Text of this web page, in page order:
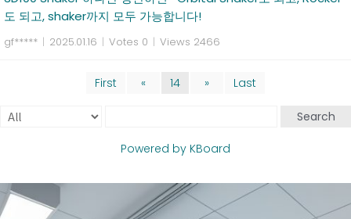
도 되고, shaker까지 모두 가능합니다!
gf***** | 2025.01.16 | Votes 0 | Views 2466
First « 14 » Last
Search
Powered by KBoard